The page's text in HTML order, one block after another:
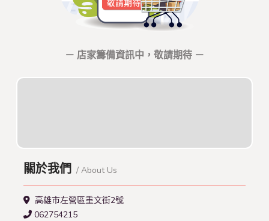
－ 店家籌備資訊中，敬請期待 －
關於我們 / About Us
高雄市左營區重文街2號
062754215